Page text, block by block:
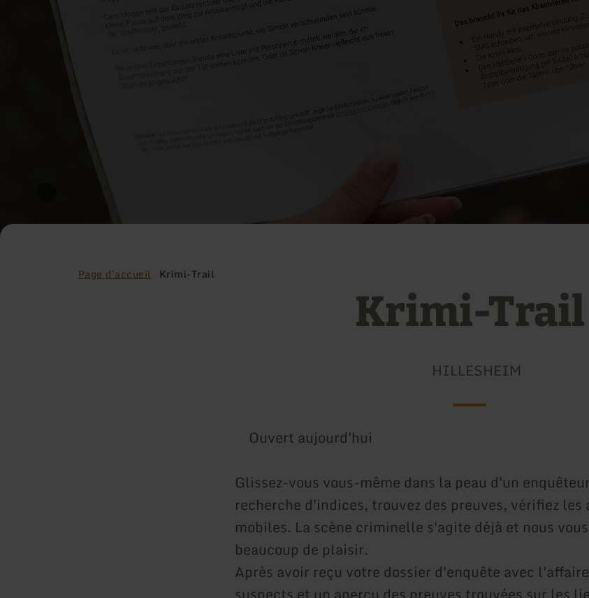
Page d'accueil Krimi-Trail
Krimi-Trail
HILLESHEIM
Ouvert aujourd'hui
Glissez-vous vous-même dans la peau d'un
recherche d'indices, trouvez des preuves, vérifiez les
mobiles. La scène criminelle s'agite déjà et nous
beaucoup de plaisir.
Après avoir reçu votre dossier d'enquête avec